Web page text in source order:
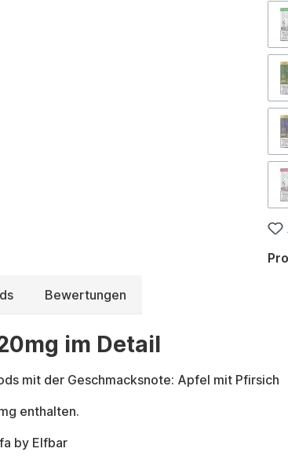
Bewertungen
im Detail
mit der Geschmacksnote: Apfel mit Pfirsich
enthalten.
by Elfbar